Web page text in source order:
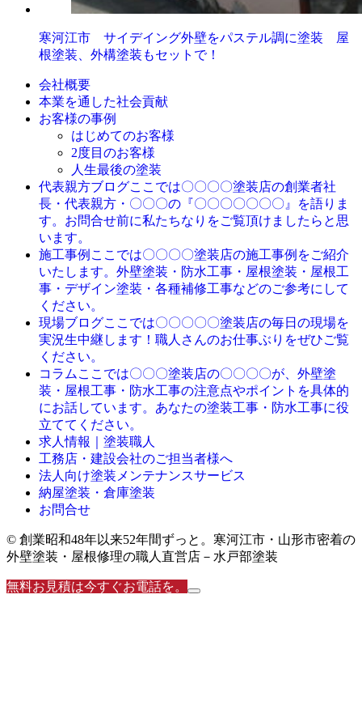
寒河江市 サイデイング外壁をパステル調に塗装 屋
根塗装、外構塗装もセットで！
会社概要
本業を通した社会貢献
お客様の事例
はじめてのお客様
2度目のお客様
人生最後の塗装
代表親方ブログここでは〇〇〇〇塗装店の創業者社
長・代表親方・〇〇〇の『〇〇〇〇〇〇〇』を語りま
す。お問合せ前に私たちなりをご覧頂けましたらと思
います。
施工事例 ここでは〇〇〇〇塗装店の施工事例をご紹介
いたします。外壁塗装・防水工事・屋根塗装・屋根工
事・デザイン塗装・各種補修工事などのご参考にして
ください。
現場ブログここでは〇〇〇〇〇塗装店の毎日の現場を
実況生中継します！職人さんのお仕事ぶりをぜひご覧
ください。
コラム ここでは〇〇〇塗装店の〇〇〇〇が、外壁塗
装・屋根工事・防水工事の注意点やポイントを具体的
にお話しています。あなたの塗装工事・防水工事に役
立ててください。
求人情報｜塗装職人
工務店・建設会社のご担当者様へ
法人向け塗装メンテナンスサービス
納屋塗装・倉庫塗装
お問合せ
© 創業昭和48年以来52年間ずっと。寒河江市・山形市密着の
外壁塗装・屋根修理の職人直営店－水戸部塗装
無料お見積は今すぐお電話を。